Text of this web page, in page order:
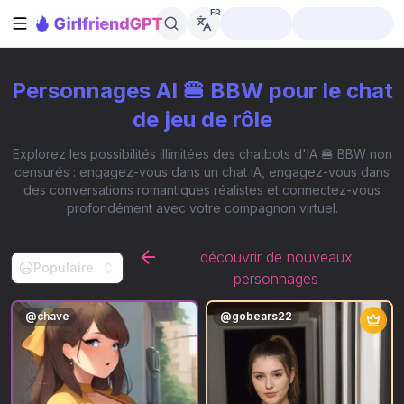
Ouvrir la barre latérale
FR
Personnages AI 🍔 BBW pour le chat
de jeu de rôle
Explorez les possibilités illimitées des chatbots d'IA 🍔 BBW non
censurés : engagez-vous dans un chat IA, engagez-vous dans
des conversations romantiques réalistes et connectez-vous
profondément avec votre compagnon virtuel.
Populaire
découvrir de nouveaux
personnages
@chave @gobears22